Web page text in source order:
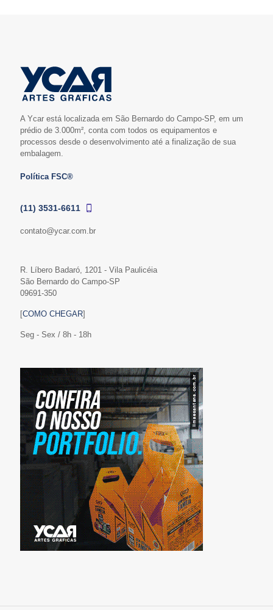
A Ycar está localizada em São Bernardo do Campo-SP, em um
prédio de 3.000m², conta com todos os equipamentos e
processos desde o desenvolvimento até a finalização de sua
embalagem.
Política FSC®
(11) 3531-6611
contato@ycar.com.br
R. Líbero Badaró, 1201 - Vila Paulicéia
São Bernardo do Campo-SP
09691-350
[COMO CHEGAR]
Seg - Sex / 8h - 18h